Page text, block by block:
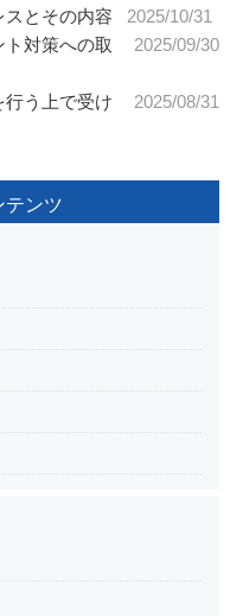
とその内容
2025/10/31
対策への取
2025/09/30
う上で受け
2025/08/31
テンツ